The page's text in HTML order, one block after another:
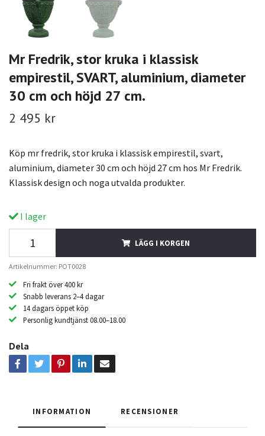
Mr Fredrik, stor kruka i klassisk
empirestil, SVART, aluminium, diameter
30 cm och höjd 27 cm.
2 495 kr
Köp mr fredrik, stor kruka i klassisk empirestil, svart,
aluminium, diameter 30 cm och höjd 27 cm hos Mr Fredrik.
Klassisk design och noga utvalda produkter.
I lager
LÄGG I KORGEN
Artikelnummer: POT0028
Fri frakt över 400 kr
Snabb leverans 2–4 dagar
14 dagars öppet köp
Personlig kundtjänst 08.00–18.00
Dela
INFORMATION RECENSIONER